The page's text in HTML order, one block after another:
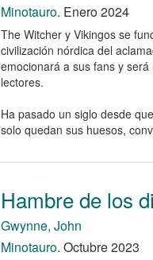
Minotauro. Enero 2024
The Witcher y Vikingos se
civilización nórdica del
emocionará a sus fans y
lectores.
Ha pasado un siglo desde
solo quedan sus huesos,
Hambre de los
Gwynne, John
Minotauro. Octubre 2023